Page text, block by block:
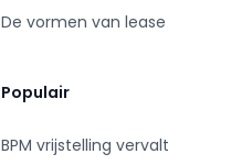
De vormen van lease
Populair
BPM vrijstelling vervalt